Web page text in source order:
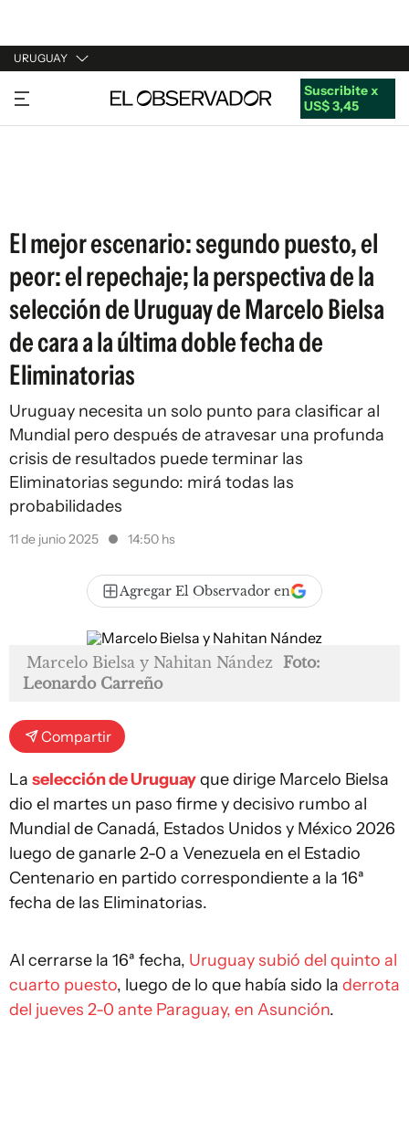
URUGUAY
URUGUAY
ARGENTINA
Suscribite x
US$ 3,45
El mejor escenario: segundo puesto, el
peor: el repechaje; la perspectiva de la
selección de Uruguay de Marcelo Bielsa
de cara a la última doble fecha de
Eliminatorias
Uruguay necesita un solo punto para clasificar al
Mundial pero después de atravesar una profunda
crisis de resultados puede terminar las
Eliminatorias segundo: mirá todas las
probabilidades
11 de junio 2025 14:50 hs
Agregar El Observador en
Marcelo Bielsa y Nahitan Nández Foto:
Leonardo Carreño
Compartir
La selección de Uruguayque dirige Marcelo Bielsa
dio el martes un paso firme y decisivo rumbo al
Mundial de Canadá, Estados Unidos y México 2026
luego de ganarle 2-0 a Venezuela en el Estadio
Centenario en partido correspondiente a la 16ª
fecha de las Eliminatorias.
Al cerrarse la 16ª fecha, Uruguay subió del quinto al
cuarto puesto, luego de lo que había sido la derrota
del jueves 2-0 ante Paraguay, en Asunción.